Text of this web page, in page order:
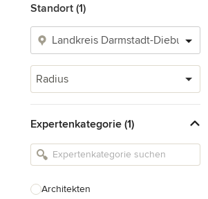
Standort (1)
Radius
Expertenkategorie (1)
Architekten